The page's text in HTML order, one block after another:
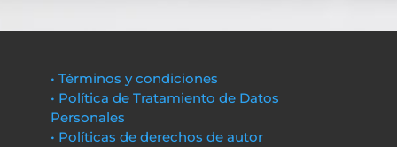
• Términos y condiciones
• Política de Tratamiento de Datos
Personales
• Políticas de derechos de autor